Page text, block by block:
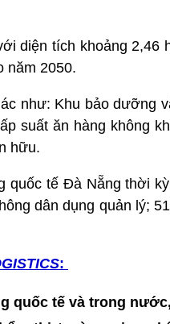
diện tích khoảng 2,46
năm 2050.
như: Khu bảo dưỡng
suất ăn hàng không
hữu.
quốc tế Đà Nẵng thời
dân dụng quản lý;
:
quốc tế và trong